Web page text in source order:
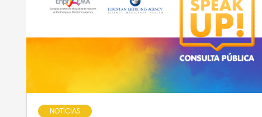
NOTÍCIAS